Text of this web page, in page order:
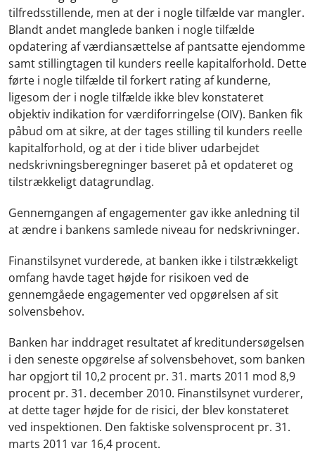
tilfredsstillende, men at der i nogle tilfælde var mangler.
Blandt andet manglede banken i nogle tilfælde
opdatering af værdiansættelse af pantsatte ejendomme
samt stillingtagen til kunders reelle kapitalforhold. Dette
førte i nogle tilfælde til forkert rating af kunderne,
ligesom der i nogle tilfælde ikke blev konstateret
objektiv indikation for værdiforringelse (OIV). Banken fik
påbud om at sikre, at der tages stilling til kunders reelle
kapitalforhold, og at der i tide bliver udarbejdet
nedskrivningsberegninger baseret på et opdateret og
tilstrækkeligt datagrundlag.
Gennemgangen af engagementer gav ikke anledning til
at ændre i bankens samlede niveau for nedskrivninger.
Finanstilsynet vurderede, at banken ikke i tilstrækkeligt
omfang havde taget højde for risikoen ved de
gennemgåede engagementer ved opgørelsen af sit
solvensbehov.
Banken har inddraget resultatet af kreditundersøgelsen
i den seneste opgørelse af solvensbehovet, som banken
har opgjort til 10,2 procent pr. 31. marts 2011 mod 8,9
procent pr. 31. december 2010. Finanstilsynet vurderer,
at dette tager højde for de risici, der blev konstateret
ved inspektionen. Den faktiske solvensprocent pr. 31.
marts 2011 var 16,4 procent.